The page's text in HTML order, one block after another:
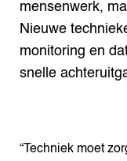
mensenwerk,
Nieuwe
monitoring en
snelle
“Techniek moet